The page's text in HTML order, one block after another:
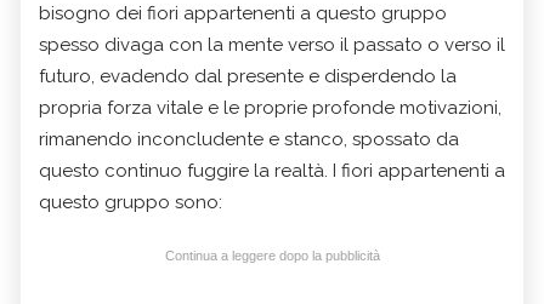
bisogno dei fiori appartenenti a questo gruppo
spesso divaga con la mente verso il passato o verso il
futuro, evadendo dal presente e disperdendo la
propria forza vitale e le proprie profonde motivazioni,
rimanendo inconcludente e stanco, spossato da
questo continuo fuggire la realtà. I fiori appartenenti a
questo gruppo sono:
Continua a leggere dopo la pubblicità